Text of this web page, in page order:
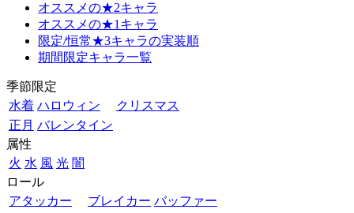
オススメの★2キャラ
オススメの★1キャラ
限定/恒常★3キャラの実装順
期間限定キャラ一覧
季節限定
水着 ハロウィン
クリスマス
正月 バレンタイン
属性
火 水 風 光 闇
ロール
アタッカー
ブレイカー バッファー